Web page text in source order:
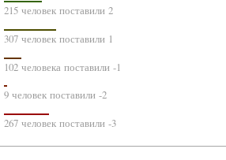
215 человек поставили 2
307 человек поставили 1
102 человека поставили -1
9 человек поставили -2
267 человек поставили -3